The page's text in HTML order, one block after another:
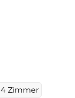
4 Zimmer